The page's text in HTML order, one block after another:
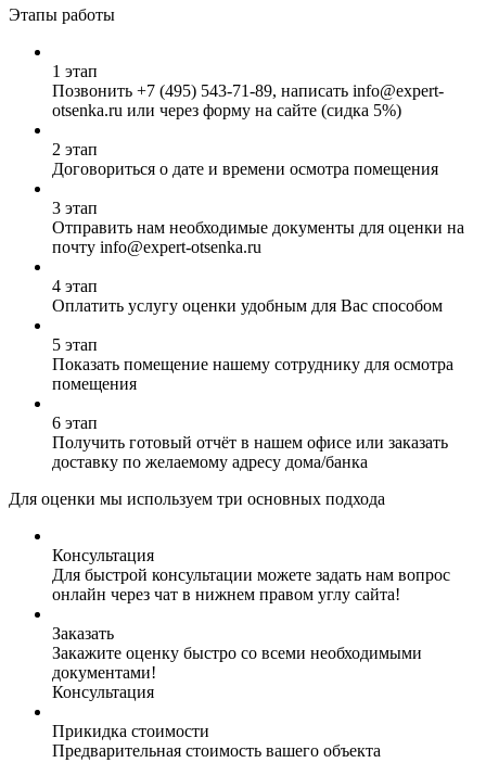
Этапы работы
1 этап
Позвонить +7 (495) 543-71-89, написать info@expert-
otsenka.ru или через форму на сайте (сидка 5%)
2 этап
Договориться о дате и времени осмотра помещения
3 этап
Отправить нам необходимые документы для оценки на
почту info@expert-otsenka.ru
4 этап
Оплатить услугу оценки удобным для Вас способом
5 этап
Показать помещение нашему сотруднику для осмотра
помещения
6 этап
Получить готовый отчёт в нашем офисе или заказать
доставку по желаемому адресу дома/банка
Для оценки мы используем три основных подхода
Консультация
Для быстрой консультации можете задать нам вопрос
онлайн через чат в нижнем правом углу сайта!
Заказать
Закажите оценку быстро со всеми необходимыми
документами!
Консультация
Прикидка стоимости
Предварительная стоимость вашего объекта